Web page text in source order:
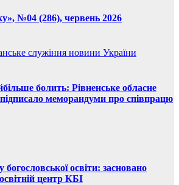
№04 (286), червень 2026
служіння новини України
болить: Рівненське обласне
меморандуми про співпрацю
освіти: засновано
центр КБІ